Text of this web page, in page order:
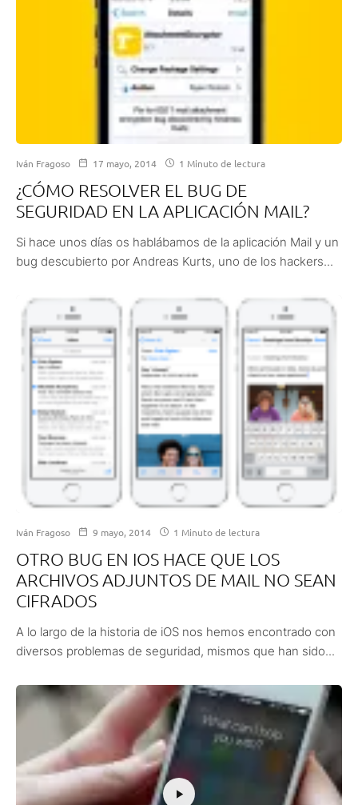
Iván Fragoso 17 mayo, 2014 1 Minuto de lectura
¿CÓMO RESOLVER EL BUG DE
SEGURIDAD EN LA APLICACIÓN MAIL?
Si hace unos días os hablábamos de la aplicación Mail y un
bug descubierto por Andreas Kurts, uno de los hackers...
Iván Fragoso 9 mayo, 2014 1 Minuto de lectura
OTRO BUG EN IOS HACE QUE LOS
ARCHIVOS ADJUNTOS DE MAIL NO SEAN
CIFRADOS
A lo largo de la historia de iOS nos hemos encontrado con
diversos problemas de seguridad, mismos que han sido...